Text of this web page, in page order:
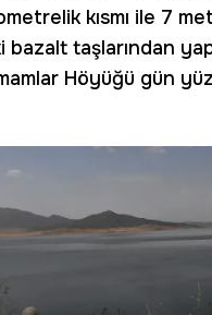
kısmı ile 7
bazalt taşlarından
Höyüğü gün